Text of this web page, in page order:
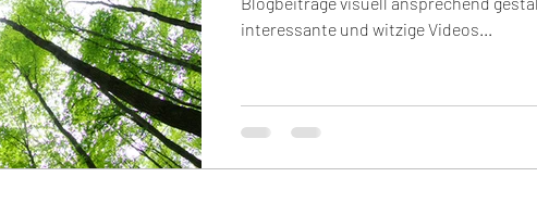
interessante und witzige Videos...